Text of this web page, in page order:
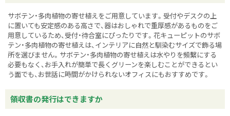
サボテン・多肉植物の寄せ植えをご用意しています。受付やデスクの上
に置いても安定感のある高さで、器はおしゃれで重厚感があるものをご
用意しているため、受付・待合室にぴったりです。花キューピットのサボ
テン・多肉植物の寄せ植えは、インテリアに自然と馴染むサイズで飾る場
所を選びません。サボテン・多肉植物の寄せ植えは水やりを頻繫にする
必要もなく、お手入れが簡単で長くグリーンを楽しむことができるとい
う面でも、お世話に時間がかけられないオフィスにもおすすめです。
領収書の発行はできますか